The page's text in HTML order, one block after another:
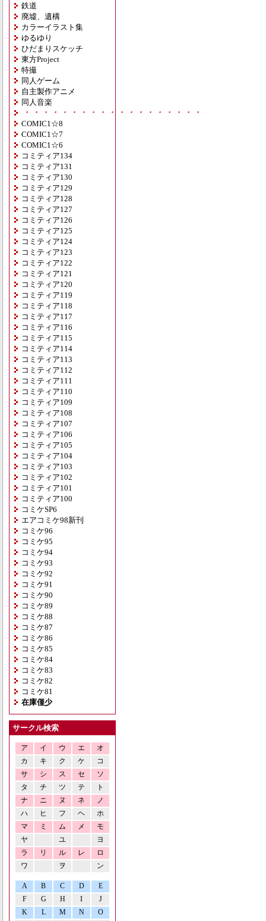
鉄道
廃墟、遺構
カラーイラスト集
ゆるゆり
ひだまりスケッチ
東方Project
特撮
同人ゲーム
自主製作アニメ
同人音楽
・・・・・・・・・・・・・・・・・・・
COMIC1☆8
COMIC1☆7
COMIC1☆6
コミティア134
コミティア131
コミティア130
コミティア129
コミティア128
コミティア127
コミティア126
コミティア125
コミティア124
コミティア123
コミティア122
コミティア121
コミティア120
コミティア119
コミティア118
コミティア117
コミティア116
コミティア115
コミティア114
コミティア113
コミティア112
コミティア111
コミティア110
コミティア109
コミティア108
コミティア107
コミティア106
コミティア105
コミティア104
コミティア103
コミティア102
コミティア101
コミティア100
コミケSP6
エアコミケ98新刊
コミケ96
コミケ95
コミケ94
コミケ93
コミケ92
コミケ91
コミケ90
コミケ89
コミケ88
コミケ87
コミケ86
コミケ85
コミケ84
コミケ83
コミケ82
コミケ81
在庫僅少
サークル検索
ア イ ウ エ
オ
カ
キ ク ケ
コ
サ
シ ス セ
ソ
タ
チ ツ テ
ト
ナ
ニ ヌ ネ
ノ
ハ
ヒ フ ヘ
ホ
マ
ミ ム メ
モ
ヤ
ユ
ヨ
ラ
リ ル レ
ロ
ワ
ヲ ン
A B C D
E
F
G H I
J
K
L M N O